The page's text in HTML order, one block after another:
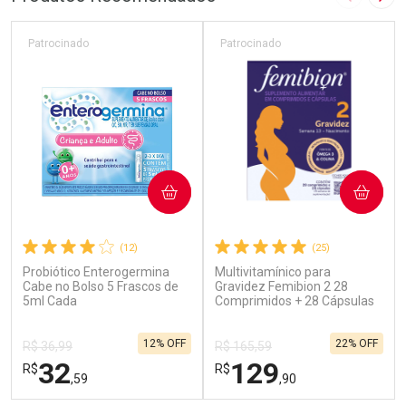
Imagem
(12)
Probiótico Enterogermina
Cabe no Bolso 5 Frascos de
5ml Cada
Patrocinado
R$ 36,99
R$32,59
12% OFF
COMPRAR
(25)
Multivitamínico para
Gravidez Femibion 2 28
Comprimidos + 28 Cápsulas
Patrocinado
R$ 165,59
R$129,90
22% OFF
COMPRAR